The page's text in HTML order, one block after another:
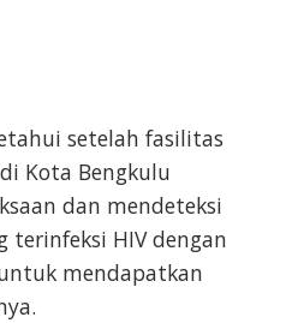
setelah fasilitas
Kota Bengkulu
dan mendeteksi
terinfeksi HIV dengan
mendapatkan